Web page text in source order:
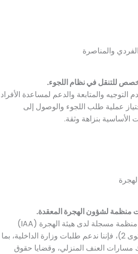
والمناصرة
للتنقل في نظام اللجوء.
التوجيه والمتابعة والدعم لمساعدة الأفراد
عملية طلب اللجوء والوصول إلى
الأساسية بنزاهة وثقة.
منظمة لشؤون الهجرة المعقدة.
بصفتنا منظمة مسجلة لدى هيئة الهجرة (IAA)
(المستوى 2)، فإننا ندعم طلبات وزارة الداخلية، بما
مسارات العنف المنزلي، وقضايا حقوق